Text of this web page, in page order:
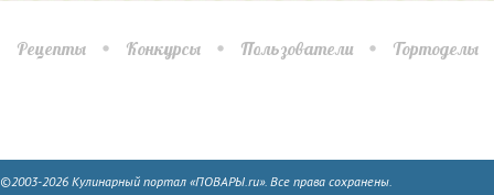
Рецепты Конкурсы Пользователи Тортоделы
©2003-2026 Кулинарный портал «ПОВАРЫ.ru». Все права сохранены.